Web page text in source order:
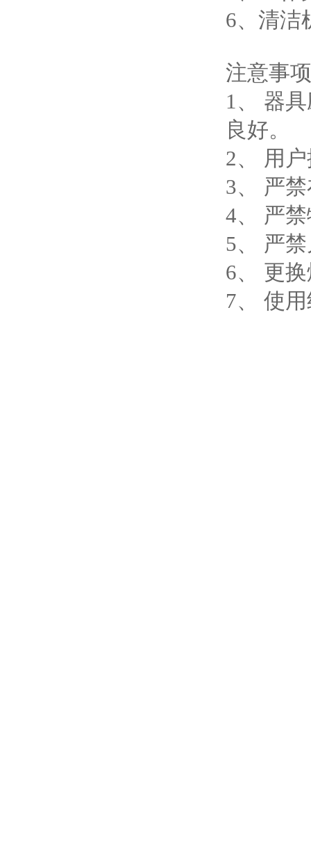
6、清洁
注意事项
1、 器
良好。
2、 用
3、 严
4、 严
5、 严
6、 更
7、 使